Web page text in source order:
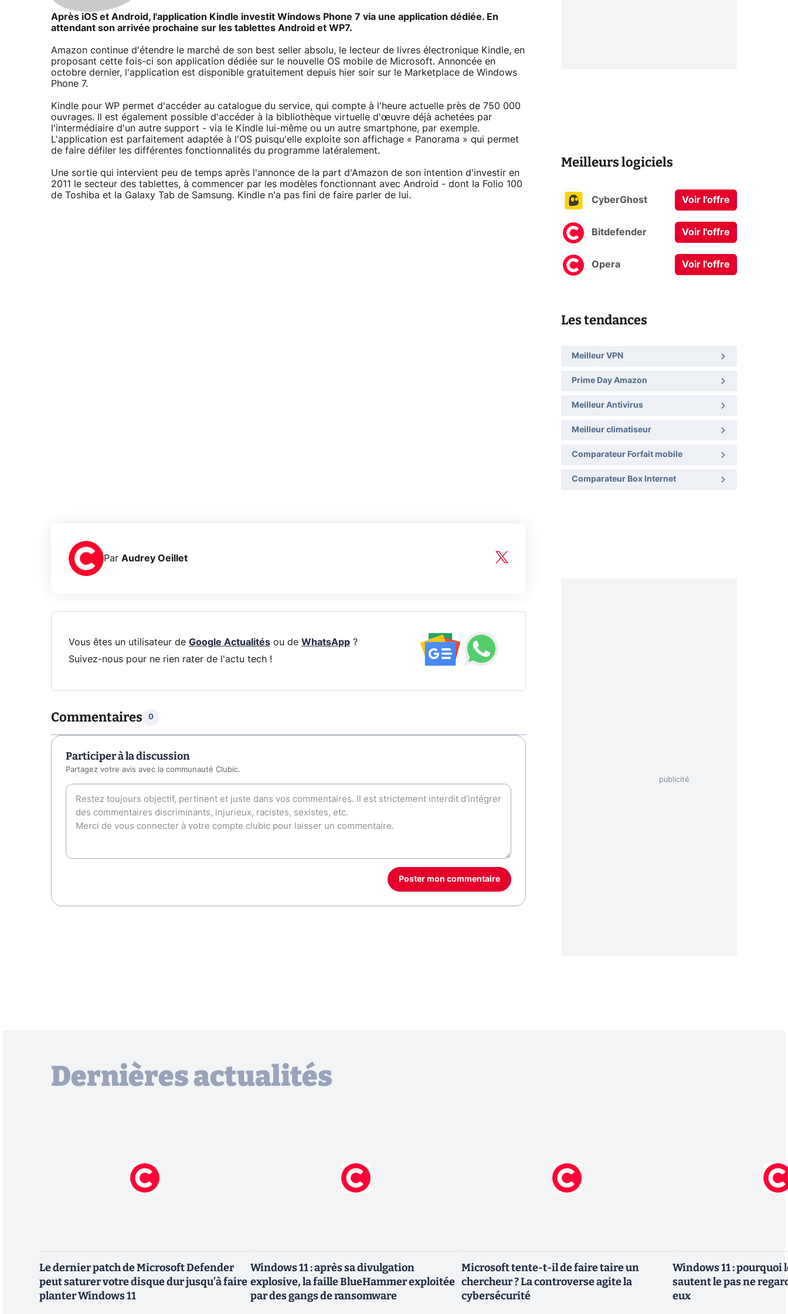
Après iOS et Android, l'application Kindle investit Windows Phone 7 via une application dédiée. En
attendant son arrivée prochaine sur les tablettes Android et WP7.
Amazon continue d'étendre le marché de son best seller absolu, le lecteur de livres électronique Kindle, en
proposant cette fois-ci son application dédiée sur le nouvelle OS mobile de Microsoft. Annoncée en
octobre dernier, l'application est disponible gratuitement depuis hier soir sur le Marketplace de Windows
Phone 7.
Kindle pour WP permet d'accéder au catalogue du service, qui compte à l'heure actuelle près de 750 000
ouvrages. Il est également possible d'accéder à la bibliothèque virtuelle d'œuvre déjà achetées par
l'intermédiaire d'un autre support - via le Kindle lui-même ou un autre smartphone, par exemple.
L'application est parfaitement adaptée à l'OS puisqu'elle exploite son affichage « Panorama » qui permet
de faire défiler les différentes fonctionnalités du programme latéralement.
Une sortie qui intervient peu de temps après l'annonce de la part d'Amazon de son intention d'investir en
2011 le secteur des tablettes, à commencer par les modèles fonctionnant avec Android - dont la Folio 100
de Toshiba et la Galaxy Tab de Samsung. Kindle n'a pas fini de faire parler de lui.
Par Audrey Oeillet
Vous êtes un utilisateur de Google Actualitésou de WhatsApp?
Suivez-nous pour ne rien rater de l'actu tech !
Commentaires 0
Participer à la discussion
Partagez votre avis avec la communauté Clubic.
Poster mon commentaire
Meilleurs logiciels
CyberGhost Voir l'offre
Bitdefender Voir l'offre
Opera Voir l'offre
Les tendances
Meilleur VPN
Prime Day Amazon
Meilleur Antivirus
Meilleur climatiseur
Comparateur Forfait mobile
Comparateur Box Internet
Dernières actualités
Le dernier patch de Microsoft Defender
peut saturer votre disque dur jusqu’à faire
planter Windows 11
Windows 11 : après sa divulgation
explosive, la faille BlueHammer exploitée
par des gangs de ransomware
Microsoft tente-t-il de faire taire un
chercheur ? La controverse agite la
cybersécurité
Windows 11 : pourquoi
sautent le pas ne
eux